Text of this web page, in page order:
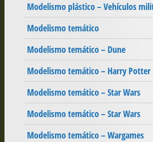
Modelismo plástico – Vehículos
Modelismo temático
Modelismo temático – Dune
Modelismo temático – Harry Potter
Modelismo temático – Star Wars
Modelismo temático – Star Wars
Modelismo temático – Wargames